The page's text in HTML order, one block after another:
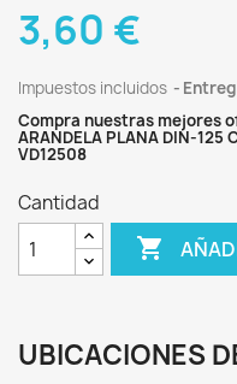
3,60 €
Impuestos incluidos
Compra nuestras mejores
ARANDELA PLANA DIN-125
VD12508
Cantidad

UBICACIONES